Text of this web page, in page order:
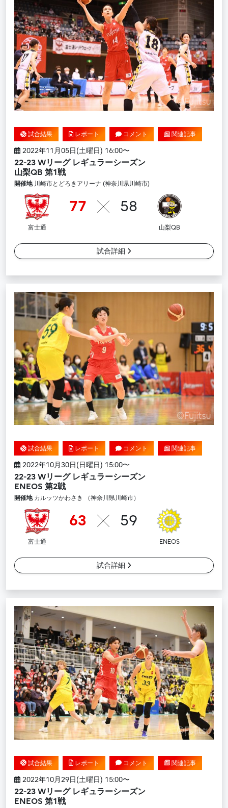
試合結果 レポート コメント 関連記事
2022年11月05日(土曜日) 16:00〜
22-23 Wリーグ レギュラーシーズン
山梨QB 第1戦
開催地川崎市とどろきアリーナ (神奈川県川崎市)
77 58
富士通 山梨QB
試合詳細
試合結果 レポート コメント 関連記事
2022年10月30日(日曜日) 15:00〜
22-23 Wリーグ レギュラーシーズン
ENEOS 第2戦
開催地カルッツかわさき （神奈川県川崎市）
63 59
富士通 ENEOS
試合詳細
試合結果 レポート コメント 関連記事
2022年10月29日(土曜日) 15:00〜
22-23 Wリーグ レギュラーシーズン
ENEOS 第1戦